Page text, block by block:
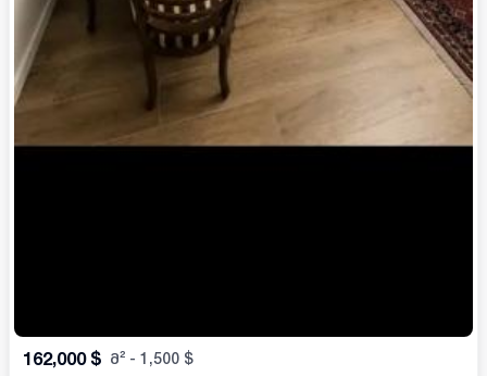
162,000 $ მ² - 1,500 $